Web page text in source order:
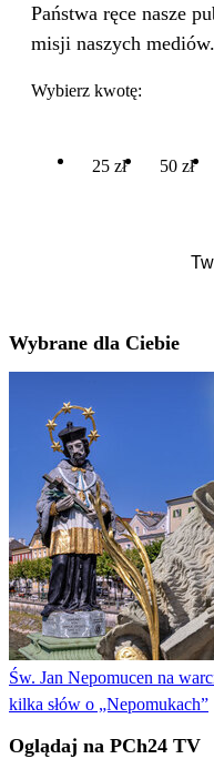
Państwa ręce nasze
misji naszych mediów.
Wybierz kwotę:
25 zł 50 zł
Wybrane dla Ciebie
Św. Jan Nepomucen na
kilka słów o „Nepomukach”
Oglądaj na PCh24 TV